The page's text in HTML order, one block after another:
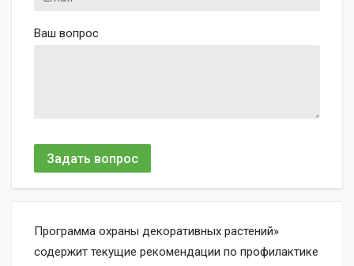
Ваш вопрос
Задать вопрос
Программа охраны декоративных растений»
содержит текущие рекомендации по профилактике